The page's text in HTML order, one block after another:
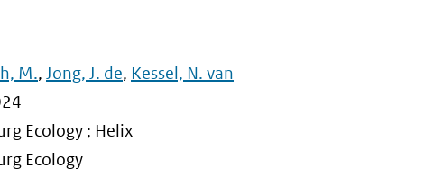
M., Jong, J. de, Kessel, N. van
Ecology ; Helix
Ecology